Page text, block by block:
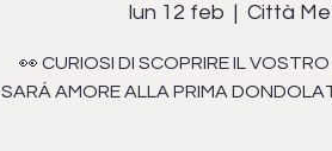
lun 12 feb
  |
Città
👀 CURIOSI DI SCOPRIRE IL
SARÁ AMORE ALLA PRIMA